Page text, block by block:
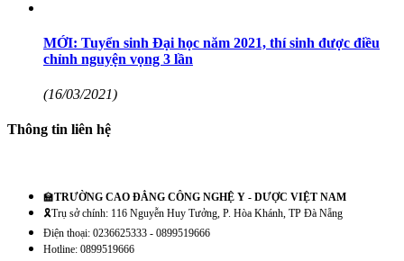
MỚI: Tuyển sinh Đại học năm 2021, thí sinh được điều
chỉnh nguyện vọng 3 lần
(16/03/2021)
Thông tin liên hệ
🏫TRƯỜNG CAO ĐẲNG CÔNG NGHỆ Y - DƯỢC VIỆT NAM
🎗️Trụ sở chính: 116 Nguyễn Huy Tưởng, P. Hòa Khánh, TP Đà Nẵng
Điện thoại: 0236625333 - 0899519666
Hotline: 0899519666